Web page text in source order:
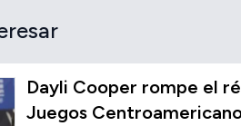
Dayli Cooper rompe el
Juegos